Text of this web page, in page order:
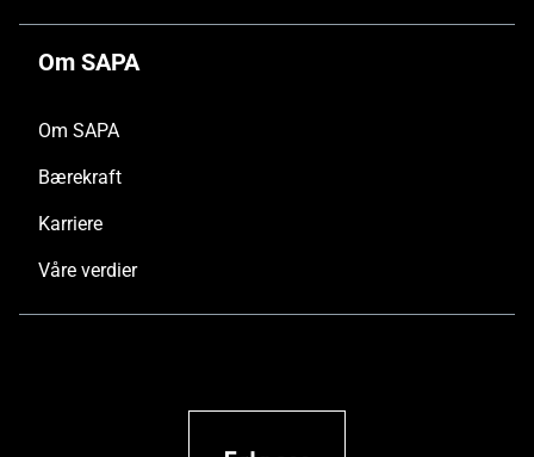
Om SAPA
Om SAPA
Bærekraft
Karriere
Våre verdier